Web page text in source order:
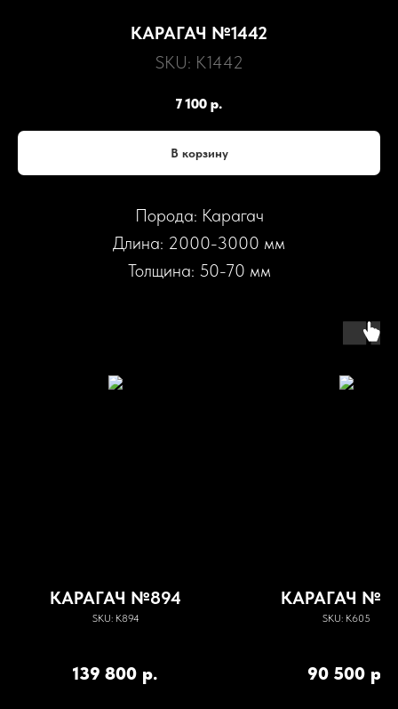
КАРАГАЧ №1442
SKU: К1442
7 100 р.
В корзину
Порода: Карагач
Длина: 2000-3000 мм
Толщина: 50-70 мм
КАРАГАЧ №894
SKU: К894
139 800 р.
КАРАГАЧ
SKU: К605
90 500 р.